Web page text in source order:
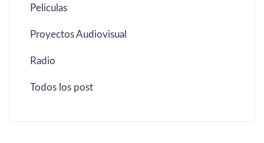
Peliculas
Proyectos Audiovisual
Radio
Todos los post